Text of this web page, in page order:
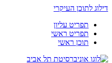
דילוג לתוכן העיקרי
תפריט עליון
תפריט ראשי
תוכן ראשי